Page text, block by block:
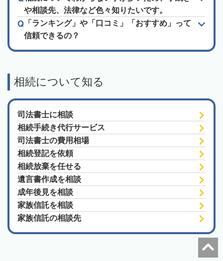
や相談先、法律など色々知りたいです。
「ランキング」や「口コミ」「おすすめ」って
信頼できるの？
相続について知る
司法書士に相談
相続手続き代行サービス
司法書士の費用相場
相続登記を依頼
相続放棄を任せる
遺言書作成を相談
成年後見を相談
家族信託を相談
家族信託の相談先